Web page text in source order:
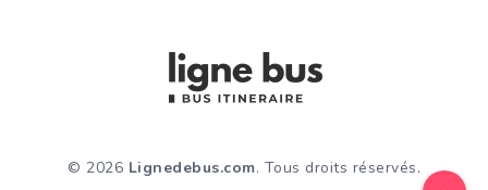
© 2026 Lignedebus.com. Tous droits réservés.